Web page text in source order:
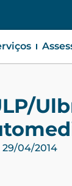
29/04/2014